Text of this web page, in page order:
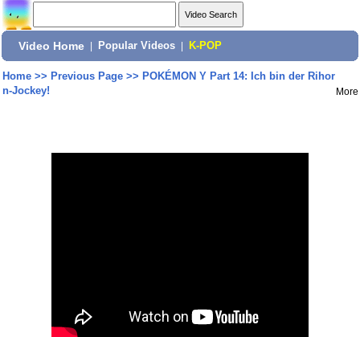
Video Home Popular Videos K-POP
Home>> Previous Page>> POKÉMON Y Part 14: Ich bin der Rihor
n-Jockey!
More